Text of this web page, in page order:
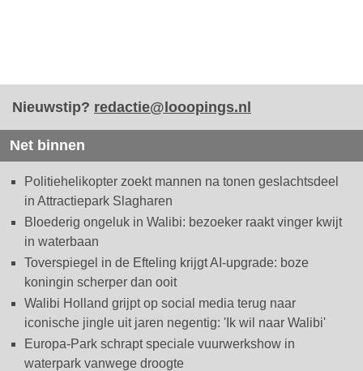
Nieuwstip? redactie@looopings.nl
Net binnen
Politiehelikopter zoekt mannen na tonen geslachtsdeel
in Attractiepark Slagharen
Bloederig ongeluk in Walibi: bezoeker raakt vinger kwijt
in waterbaan
Toverspiegel in de Efteling krijgt AI-upgrade: boze
koningin scherper dan ooit
Walibi Holland grijpt op social media terug naar
iconische jingle uit jaren negentig: 'Ik wil naar Walibi'
Europa-Park schrapt speciale vuurwerkshow in
waterpark vanwege droogte